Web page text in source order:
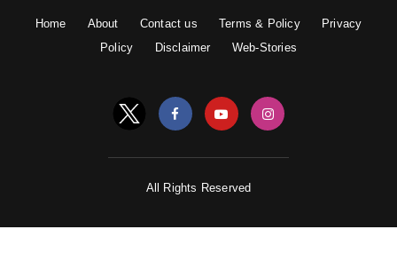
Home About Contact us Terms & Policy
Privacy
Policy
Disclaimer Web-Stories
All Rights Reserved